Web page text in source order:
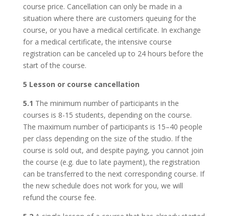
course price. Cancellation can only be made in a
situation where there are customers queuing for the
course, or you have a medical certificate. In exchange
for a medical certificate, the intensive course
registration can be canceled up to 24 hours before the
start of the course.
5 Lesson or course cancellation
5.1 The minimum number of participants in the
courses is 8-15 students, depending on the course.
The maximum number of participants is 15–40 people
per class depending on the size of the studio. If the
course is sold out, and despite paying, you cannot join
the course (e.g. due to late payment), the registration
can be transferred to the next corresponding course. If
the new schedule does not work for you, we will
refund the course fee.